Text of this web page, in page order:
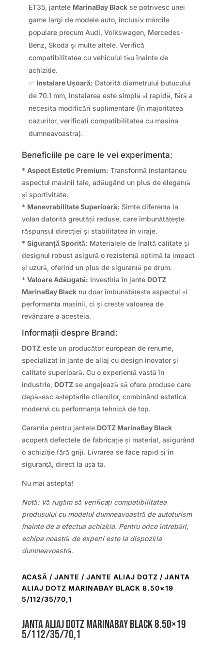
ET35, jantele MarinaBay Blackse potrivesc unei
game largi de modele auto, inclusiv mărcile
populare precum Audi, Volkswagen, Mercedes-
Benz, Skoda și multe altele. Verifică
compatibilitatea cu vehiculul tău înainte de
achiziție.
✅ Instalare Ușoară: Datorită diametrului butucului
de 70.1 mm, instalarea este simplă și rapidă, fără a
necesita modificări suplimentare (în majoritatea
cazurilor, verificati compatibilitatea cu masina
dumneavoastra).
Beneficiile pe care le vei experimenta:
* Aspect Estetic Premium: Transformă instantaneu
aspectul mașinii tale, adăugând un plus de eleganță
și sportivitate.
* Manevrabilitate Superioară: Simte diferența la
volan datorită greutății reduse, care îmbunătățește
răspunsul direcției și stabilitatea în viraje.
* Siguranță Sporită: Materialele de înaltă calitate și
designul robust asigură o rezistență optimă la impact
și uzură, oferind un plus de siguranță pe drum.
* Valoare Adăugată: Investiția în jante DOTZ
MarinaBay Blacknu doar îmbunătățește aspectul și
performanța mașinii, ci și crește valoarea de
revânzare a acesteia.
Informații despre Brand:
DOTZeste un producător european de renume,
specializat în jante de aliaj cu design inovator și
calitate superioară. Cu o experiență vastă în
industrie, DOTZse angajează să ofere produse care
depășesc așteptările clienților, combinând estetica
modernă cu performanța tehnică de top.
Garanția pentru jantele DOTZ MarinaBay Black
acoperă defectele de fabricație și material, asigurând
o achiziție fără griji. Livrarea se face rapid și în
siguranță, direct la ușa ta.
Nu mai astepta!
Notă: Vă rugăm să verificați compatibilitatea
produsului cu modelul dumneavoastră de autoturism
înainte de a efectua achiziția. Pentru orice întrebări,
echipa noastră de experți este la dispoziția
dumneavoastră.
ACASĂ / JANTE / JANTE ALIAJ DOTZ / JANTA
ALIAJ DOTZ MARINABAY BLACK 8.50×19
5/112/35/70,1
Janta aliaj DOTZ MarinaBay black 8.50×19
5/112/35/70,1